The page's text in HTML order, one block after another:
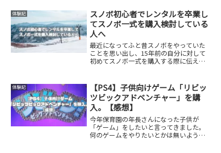
そもそも冷蔵庫あるし、子供1人の3人暮
らしにオーバ...
体験記
スノボ初心者でレンタルを卒業し
てスノボ一式を購入検討している
人へ
最近になってふと昔スノボをやっていた
ことを思い出し、15年前の自分に対して
初めてスノボ一式を購入する際に伝えた
らい滑っていて、実力はパークは5メート
ル～7メート...
体験記
【PS4】子供向けゲーム「リビッ
ツビックアドベンチャー」を購
入。【感想】
今年保育園の年長さんになった子供が
「ゲーム」をしたいと言ってきました。
何のゲームをやりたいとかは無いよう